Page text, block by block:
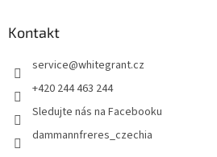
Kontakt
service@whitegrant.cz
+420 244 463 244
Sledujte nás na Facebooku
dammannfreres_czechia